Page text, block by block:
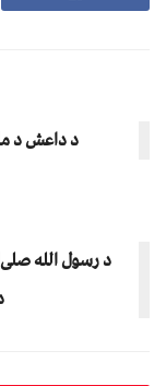
د داعش د
د رسول الله